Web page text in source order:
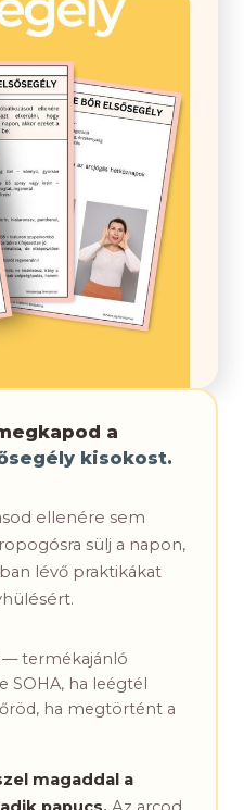
a
kisokost.
ellenére sem
sülj a napon,
lévő praktikákat
— termékajánló
SOHA, ha leégtél
ha megtörtént a
magaddal a